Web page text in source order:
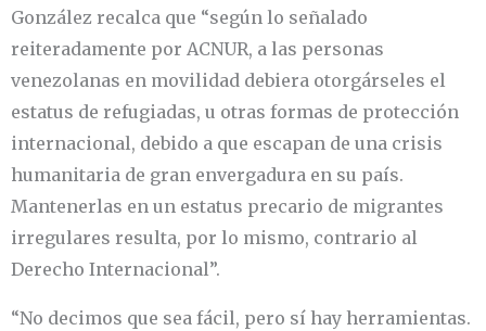
González recalca que “según lo señalado
reiteradamente por ACNUR, a las personas
venezolanas en movilidad debiera otorgárseles el
estatus de refugiadas, u otras formas de protección
internacional, debido a que escapan de una crisis
humanitaria de gran envergadura en su país.
Mantenerlas en un estatus precario de migrantes
irregulares resulta, por lo mismo, contrario al
Derecho Internacional”.
“No decimos que sea fácil, pero sí hay herramientas.